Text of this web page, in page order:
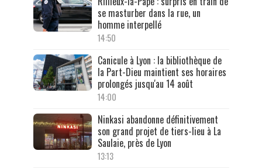
se masturber dans la rue, un
homme interpellé
14:50
Canicule à Lyon : la bibliothèque de
la Part-Dieu maintient ses horaires
prolongés jusqu'au 14 août
14:00
Ninkasi abandonne définitivement
son grand projet de tiers-lieu à La
Saulaie, près de Lyon
13:13